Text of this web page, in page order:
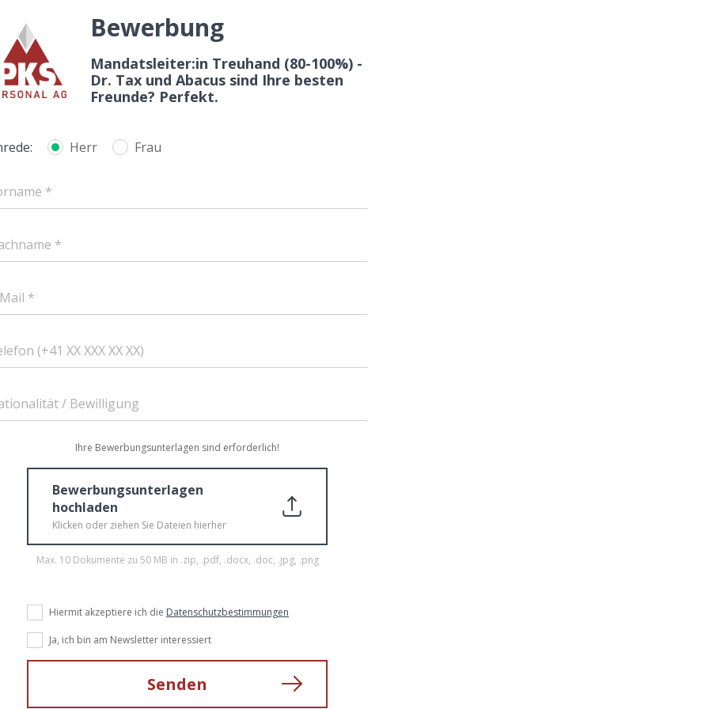
Bewerbung
Mandatsleiter:in Treuhand (80-100%) -
Dr. Tax und Abacus sind Ihre besten
Freunde? Perfekt.
Herr Frau
*
*
*
(+41 XX XXX XX XX)
/ Bewilligung
Ihre Bewerbungsunterlagen sind erforderlich!
Bewerbungsunterlagen
hochladen
Klicken oder ziehen Sie Dateien hierher
Max. 10 Dokumente zu 50 MB in .zip, .pdf, .docx, .doc, .jpg, .png
Hiermit akzeptiere ich die Datenschutzbestimmungen
Ja, ich bin am Newsletter interessiert
Senden